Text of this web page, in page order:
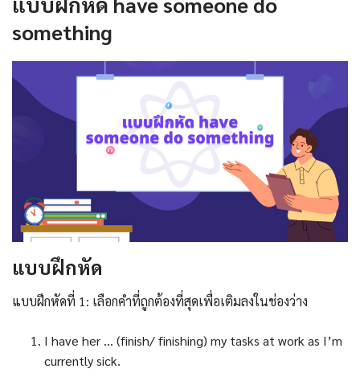
something
แบบฝึกหัด
แบบฝึกหัดที่ 1: เลือกคำที่ถูกต้องที่สุดเพื่อเติมลงในช่องว่าง
I have her … (finish/ finishing) my tasks at work as I’m
currently sick.